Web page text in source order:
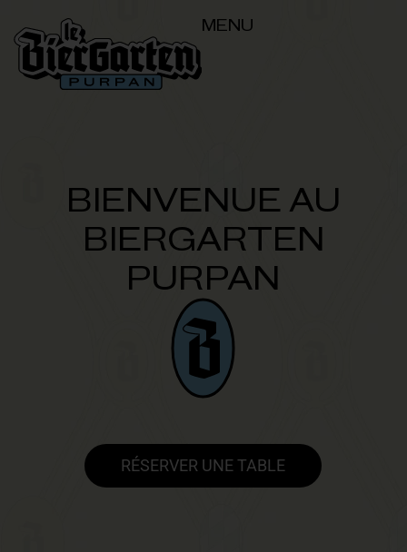
MENU
BIENVENUE AU
BIERGARTEN
PURPAN
RÉSERVER UNE TABLE